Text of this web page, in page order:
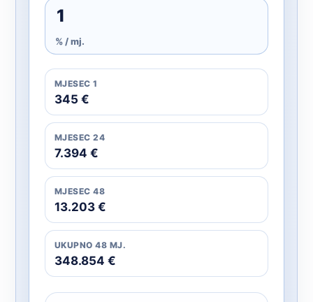
% / mj.
MJESEC 1
345 €
MJESEC 24
7.394 €
MJESEC 48
13.203 €
UKUPNO 48 MJ.
348.854 €